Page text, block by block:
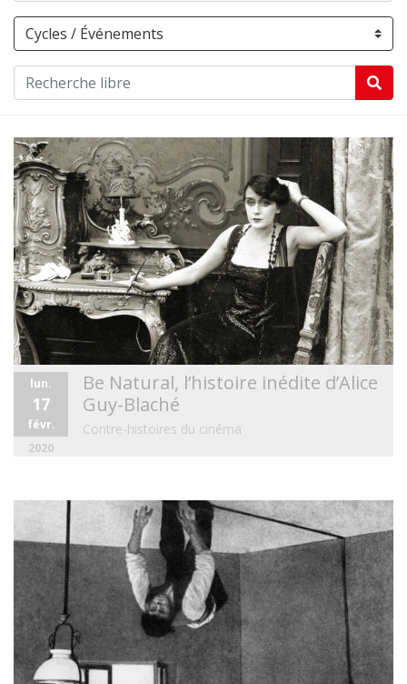
lun.
17
févr.
2020
Be Natural, l’histoire inédite d’Alice
Guy-Blaché
Contre-histoires du cinéma